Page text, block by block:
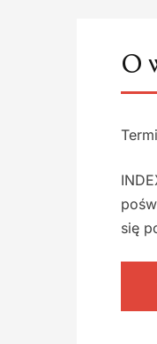
O
się